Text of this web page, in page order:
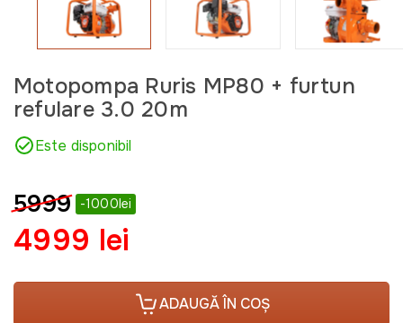
Motopompa Ruris MP80 + furtun
refulare 3.0 20m
Este disponibil
5999 -1000lei
4999 lei
ADAUGĂ ÎN COȘ